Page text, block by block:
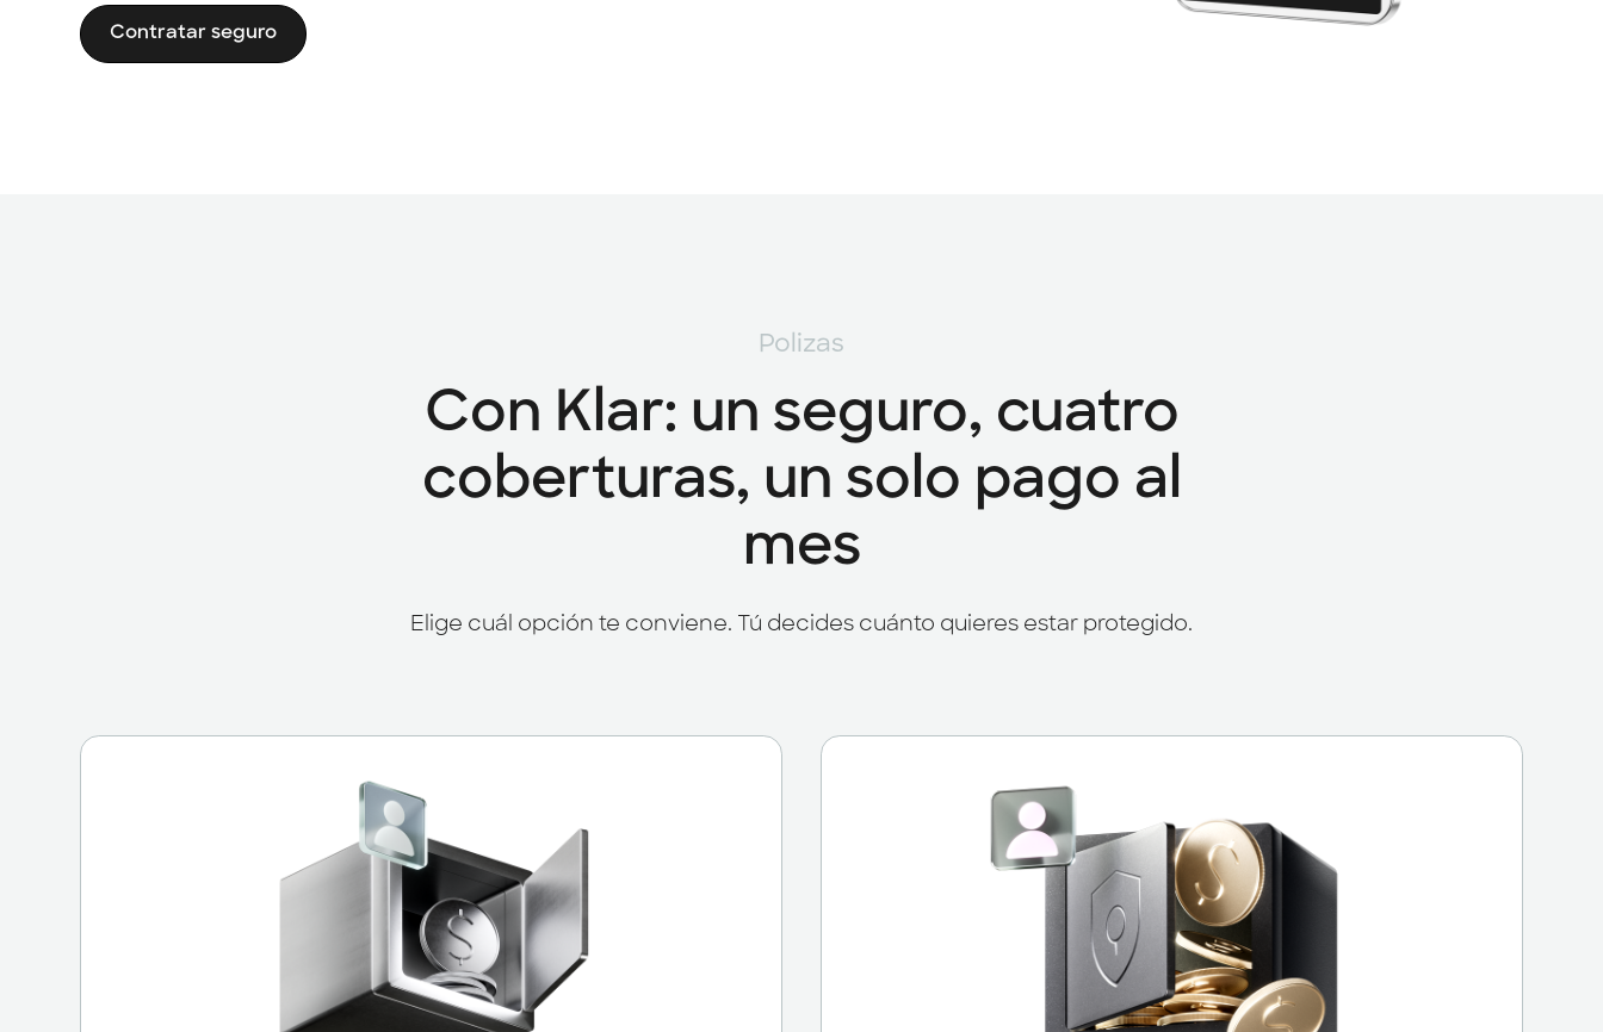
Contratar seguro
Polizas
Con Klar: un seguro, cuatro
coberturas, un solo pago al
mes
Elige cuál opción te conviene. Tú decides cuánto quieres estar protegido.